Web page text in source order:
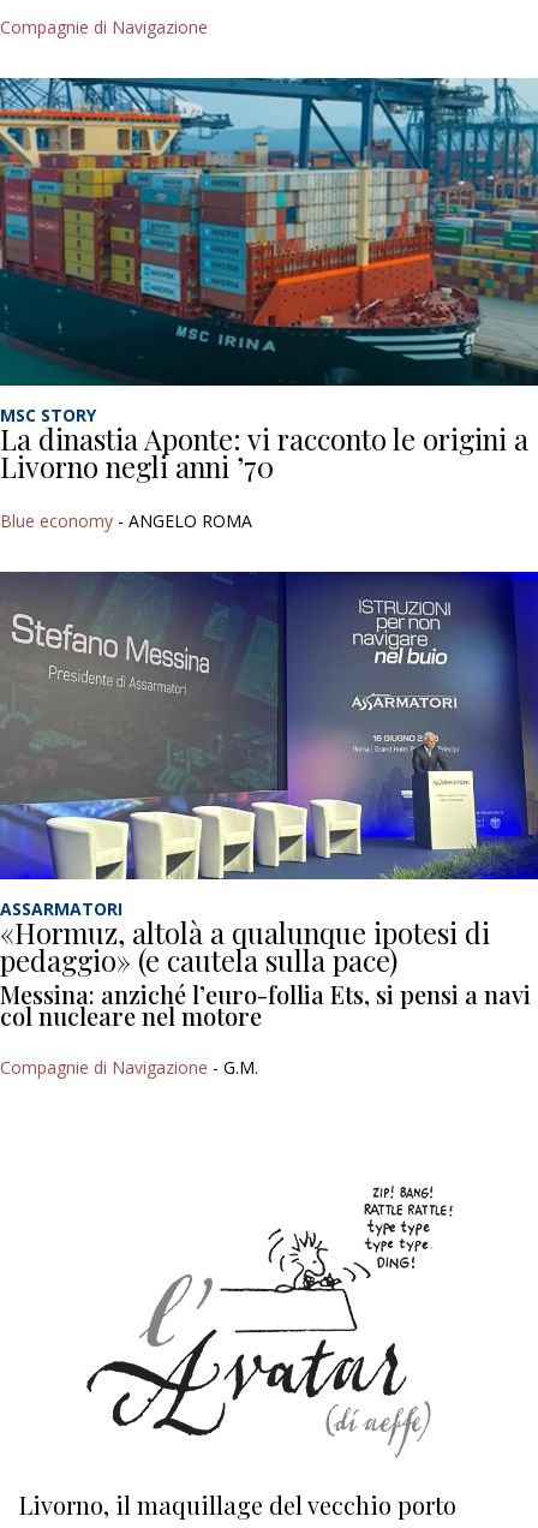
Compagnie di Navigazione
MSC STORY
La dinastia Aponte: vi racconto le origini a
Livorno negli anni ’70
Blue economy - ANGELO ROMA
ASSARMATORI
«Hormuz, altolà a qualunque ipotesi di
pedaggio» (e cautela sulla pace)
Messina: anziché l’euro-follia Ets, si pensi a navi
col nucleare nel motore
Compagnie di Navigazione - G.M.
Livorno, il maquillage del vecchio porto